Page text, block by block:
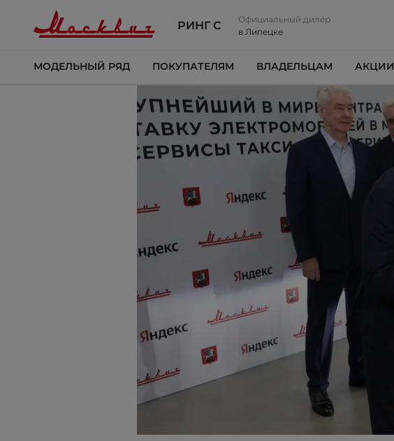
РИНГ С
Официальный дилер
в Липецке
МОДЕЛЬНЫЙ РЯД ПОКУПАТЕЛЯМ ВЛАДЕЛЬЦАМ АКЦИИ